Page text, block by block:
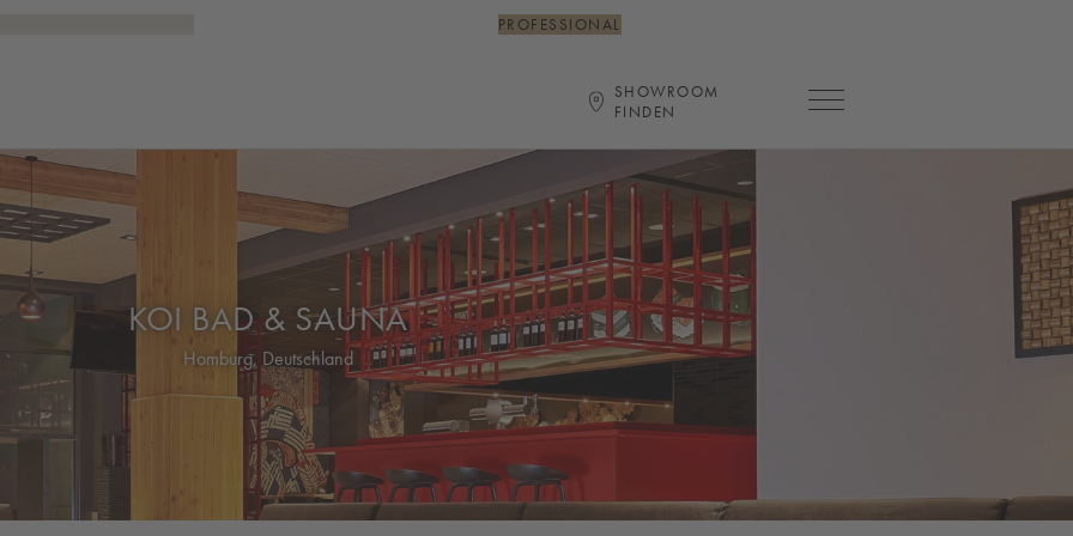
PROFESSIONAL
SHOWROOM
FINDEN
Hauptnavigation öffnen
KOI BAD & SAUNA
Homburg, Deutschland